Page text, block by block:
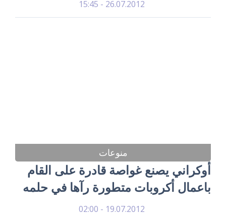
26.07.2012 - 15:45
منوعات
أوكراني يصنع غواصة قادرة على القام
باعمال أكروبات متطورة رآها في حلمه
19.07.2012 - 02:00